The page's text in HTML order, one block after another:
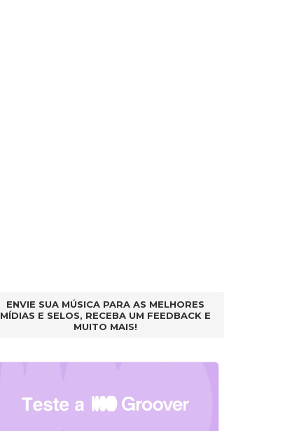
ENVIE SUA MÚSICA PARA AS MELHORES
MÍDIAS E SELOS, RECEBA UM FEEDBACK E
MUITO MAIS!